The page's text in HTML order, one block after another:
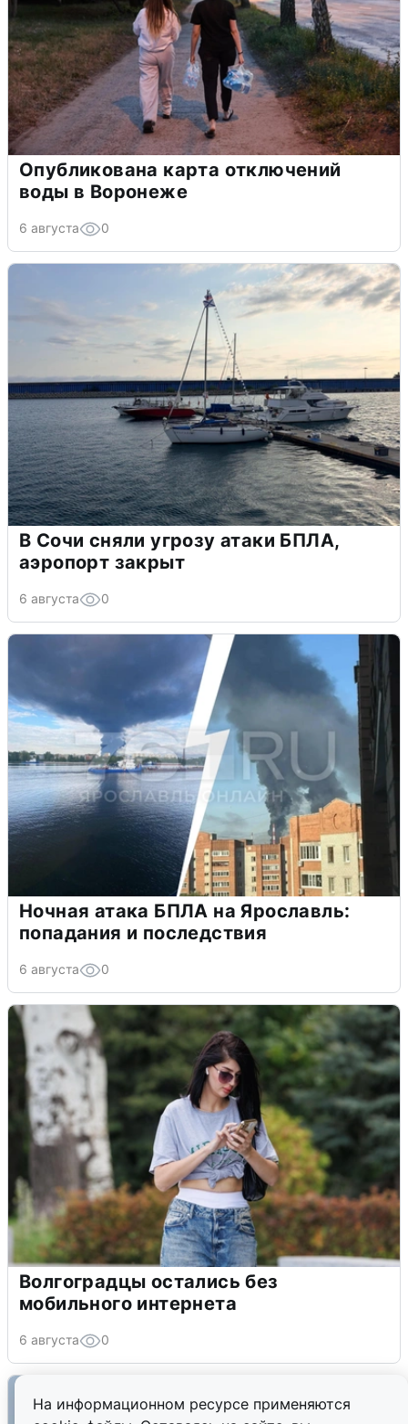
На информационном ресурсе применяются
Опубликована карта отключений
воды в Воронеже
6 августа 0
В Сочи сняли угрозу атаки БПЛА,
аэропорт закрыт
6 августа 0
Ночная атака БПЛА на Ярославль:
попадания и последствия
6 августа 0
Волгоградцы остались без
мобильного интернета
6 августа 0